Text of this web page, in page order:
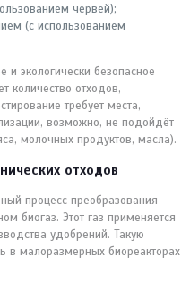
червей);
(с использованием
и экологически безопасное
количество отходов,
требует места,
возможно, не подойдёт
молочных продуктов, масла).
отходов
процесс преобразования
биогаз. Этот газ применяется
удобрений. Такую
в малоразмерных биореакторах